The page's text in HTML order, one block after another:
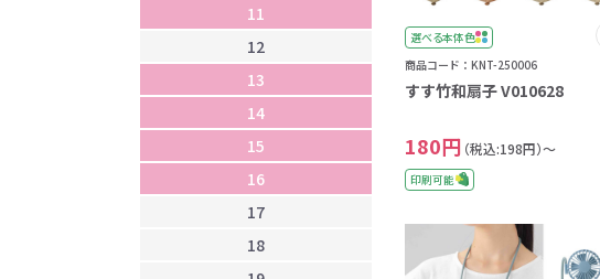
11
12
13
14
15
16
17
18
15
16
19
選べる本体色
商品コード：KNT-250006
すす竹和扇子 V010628
180円 （税込:198円）～
印刷可能